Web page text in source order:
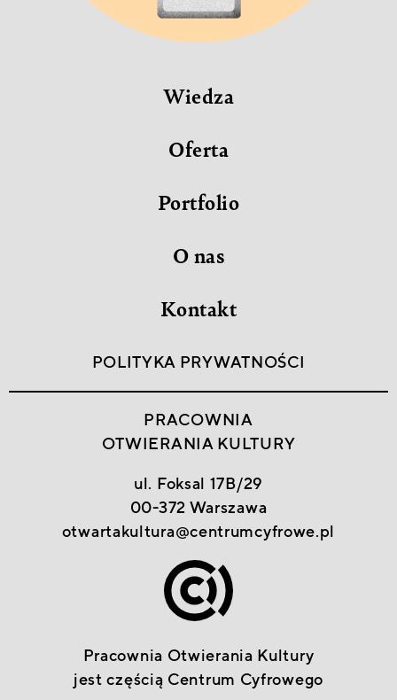
Wiedza
Oferta
Portfolio
O nas
Kontakt
POLITYKA PRYWATNOŚCI
PRACOWNIA
OTWIERANIA KULTURY
ul. Foksal 17B/29
00-372 Warszawa
otwartakultura@centrumcyfrowe.pl
Pracownia Otwierania Kultury
jest częścią Centrum Cyfrowego